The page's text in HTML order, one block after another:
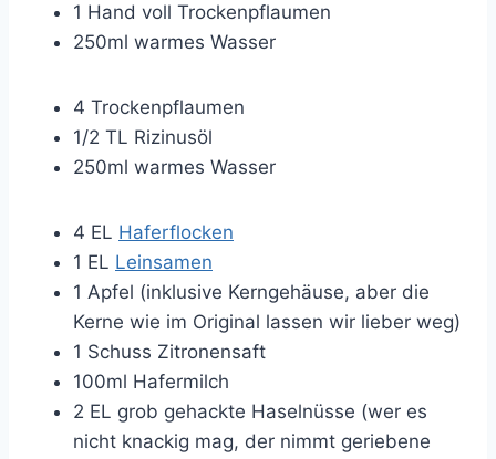
1 Hand voll Trockenpflaumen
250ml warmes Wasser
4 Trockenpflaumen
1/2 TL Rizinusöl
250ml warmes Wasser
4 EL Haferflocken
1 EL Leinsamen
1 Apfel (inklusive Kerngehäuse, aber die
Kerne wie im Original lassen wir lieber weg)
1 Schuss Zitronensaft
100ml Hafermilch
2 EL grob gehackte Haselnüsse (wer es
nicht knackig mag, der nimmt geriebene